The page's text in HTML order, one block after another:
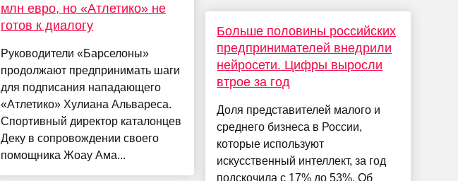
млн евро, но «Атлетико» не
готов к диалогу
Руководители «Барселоны»
продолжают предпринимать шаги
для подписания нападающего
«Атлетико» Хулиана Альвареса.
Спортивный директор каталонцев
Деку в сопровождении своего
помощника Жоау Ама...
Больше половины российских
предпринимателей внедрили
нейросети. Цифры выросли
втрое за год
Доля представителей малого и
среднего бизнеса в России,
которые используют
искусственный интеллект, за год
подскочила с 17% до 53%. Об